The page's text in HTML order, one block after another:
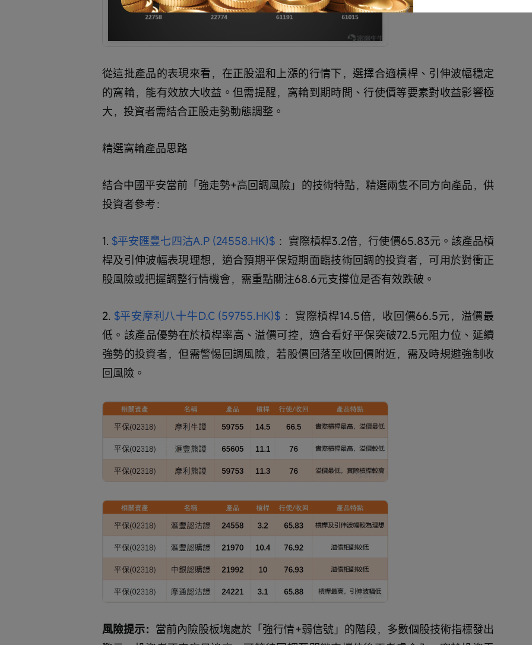
從這批產品的表現來看，在正股溫和上漲的行情下，選擇合適槓桿、引伸波幅穩定
的窩輪，能有效放大收益。但需提醒，窩輪到期時間、行使價等要素對收益影響極
大，投資者需結合正股走勢動態調整。
精選窩輪產品思路
結合中國平安當前「強走勢+高回調風險」的技術特點，精選兩隻不同方向產品，供
投資者參考：
1. $平安匯豐七四沽A.P (24558.HK)$ ：實際槓桿3.2倍，行使價65.83元。該產品槓
桿及引伸波幅表現理想，適合預期平保短期面臨技術回調的投資者，可用於對衝正
股風險或把握調整行情機會，需重點關注68.6元支撐位是否有效跌破。
2. $平安摩利八十牛D.C (59755.HK)$ ：實際槓桿14.5倍，收回價66.5元，溢價最
低。該產品優勢在於槓桿率高、溢價可控，適合看好平保突破72.5元阻力位、延續
強勢的投資者，但需警惕回調風險，若股價回落至收回價附近，需及時規避強制收
回風險。
風險提示： 當前內險股板塊處於「強行情+弱信號」的階段，多數個股技術指標發出